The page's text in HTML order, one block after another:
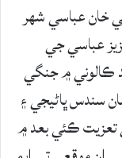
خان عباسي شهر
عباسي جي
ڪالوني ۾ جنگي
سندس ڀاڻيجي ۽
تعزيت ڪئي بعد ۾